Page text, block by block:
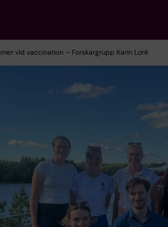
vid vaccination – Forskargrupp Karin Loré